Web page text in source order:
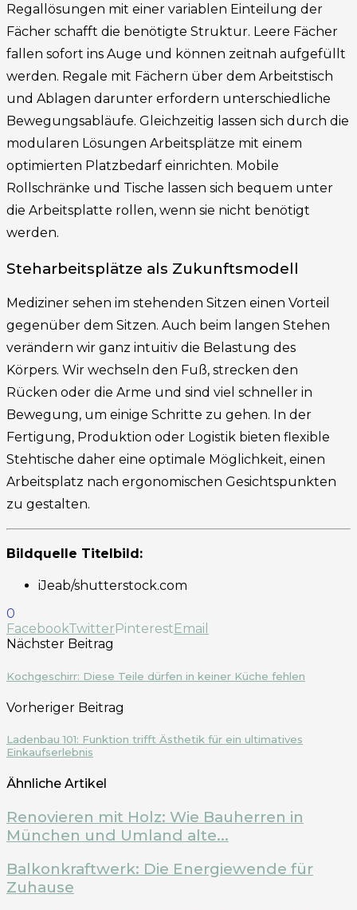
Regallösungen mit einer variablen Einteilung der
Fächer schafft die benötigte Struktur. Leere Fächer
fallen sofort ins Auge und können zeitnah aufgefüllt
werden. Regale mit Fächern über dem Arbeitstisch
und Ablagen darunter erfordern unterschiedliche
Bewegungsabläufe. Gleichzeitig lassen sich durch die
modularen Lösungen Arbeitsplätze mit einem
optimierten Platzbedarf einrichten. Mobile
Rollschränke und Tische lassen sich bequem unter
die Arbeitsplatte rollen, wenn sie nicht benötigt
werden.
Steharbeitsplätze als Zukunftsmodell
Mediziner sehen im stehenden Sitzen einen Vorteil
gegenüber dem Sitzen. Auch beim langen Stehen
verändern wir ganz intuitiv die Belastung des
Körpers. Wir wechseln den Fuß, strecken den
Rücken oder die Arme und sind viel schneller in
Bewegung, um einige Schritte zu gehen. In der
Fertigung, Produktion oder Logistik bieten flexible
Stehtische daher eine optimale Möglichkeit, einen
Arbeitsplatz nach ergonomischen Gesichtspunkten
zu gestalten.
Bildquelle Titelbild:
iJeab/shutterstock.com
0
FacebookTwitter Pinterest Email
Nächster Beitrag
Kochgeschirr: Diese Teile dürfen in keiner Küche fehlen
Vorheriger Beitrag
Ladenbau 101: Funktion trifft Ästhetik für ein ultimatives
Einkaufserlebnis
Ähnliche Artikel
Renovieren mit Holz: Wie Bauherren in
München und Umland alte...
Balkonkraftwerk: Die Energiewende für
Zuhause